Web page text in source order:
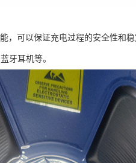
，可以保证充电过程的安全性和
牙耳机等。